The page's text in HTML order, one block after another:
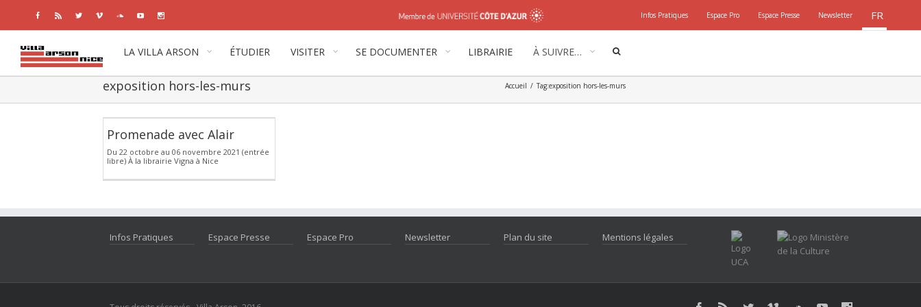
FacebookRss Twitter Vimeo SoundcloudYoutube Infos Pratiques Espace Pro Espace Presse Newsletter FR
LA VILLA ARSON ÉTUDIER VISITER SE DOCUMENTER LIBRAIRIE À SUIVRE…
exposition hors-les-murs Accueil / Tag:exposition hors-les-murs
Promenade avec Alair
Du 22 octobre au 06 novembre 2021 (entrée
libre) À la librairie Vigna à Nice
Infos Pratiques Espace Presse Espace Pro Newsletter Plan du site Mentions légales